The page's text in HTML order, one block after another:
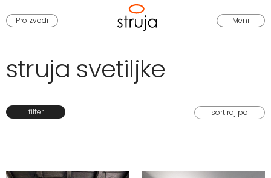
Proizvodi Meni
struja svetiljke
filter